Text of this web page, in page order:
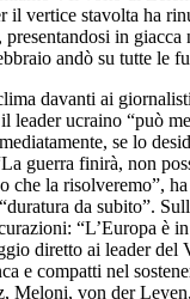
il vertice stavolta ha
in giacca
andò su tutte le
davanti ai
leader ucraino “può
se lo
guerra finirà, non
che la risolveremo”, ha
da subito”.
“L’Europa è
diretto ai leader del
e compatti nel
Meloni, von der